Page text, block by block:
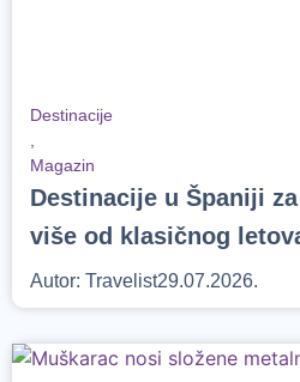
Destinacije
Magazin
Destinacije u Španiji
više od klasičnog
Autor: Travelist29.07.2026.